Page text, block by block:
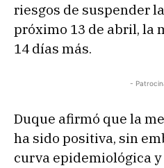
riesgos de suspender
próximo 13 de abril, la
14 días más.
-
Duque afirmó que la
ha sido positiva, sin
curva epidemiológica